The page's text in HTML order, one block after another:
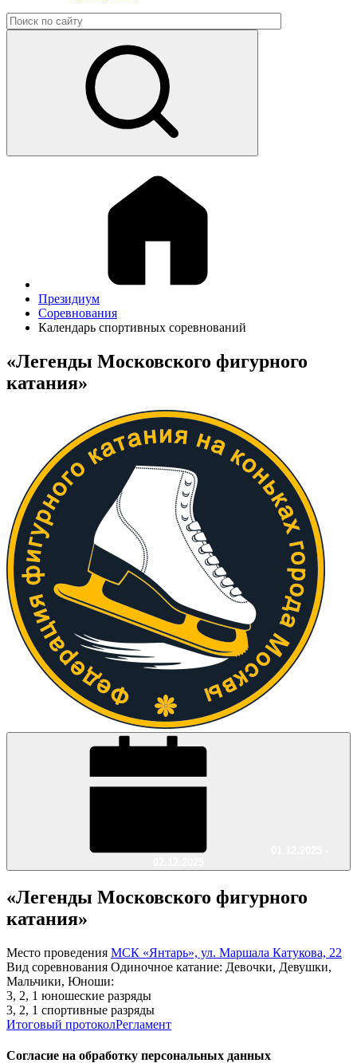
Президиум
Соревнования
Календарь спортивных соревнований
«Легенды Московского фигурного
катания»
«Легенды Московского фигурного
катания»
Место проведения МСК «Янтарь», ул. Маршала Катукова, 22
Вид соревнования Одиночное катание: Девочки, Девушки,
Мальчики, Юноши:
3, 2, 1 юношеские разряды
3, 2, 1 спортивные разряды
Итоговый протоколРегламент
Согласие на обработку персональных данных